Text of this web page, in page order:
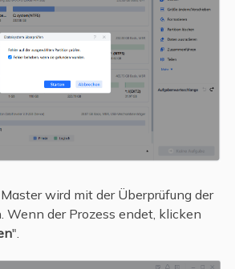
Master wird mit der Überprüfung der
Wenn der Prozess endet, klicken
".